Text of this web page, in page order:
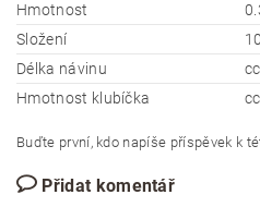
Hmotnost
Složení
Délka návinu
Hmotnost klubíčka
Buďte první, kdo napíše příspěvek k
Přidat komentář